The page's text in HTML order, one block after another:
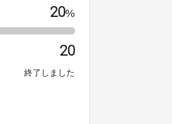
20%
20
終了しました